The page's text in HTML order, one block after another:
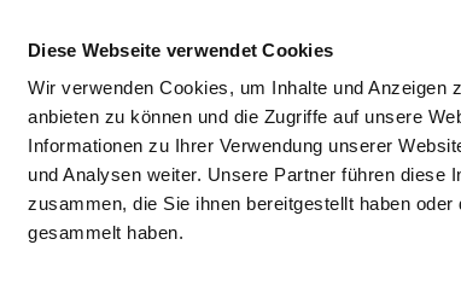
Diese Webseite verwendet Cookies
Wir verwenden Cookies, um Inhalte und
anbieten zu können und die Zugriffe auf unsere
Informationen zu Ihrer Verwendung unserer
und Analysen weiter. Unsere Partner führen diese
zusammen, die Sie ihnen bereitgestellt haben
gesammelt haben.
SUCHEN
Startseite